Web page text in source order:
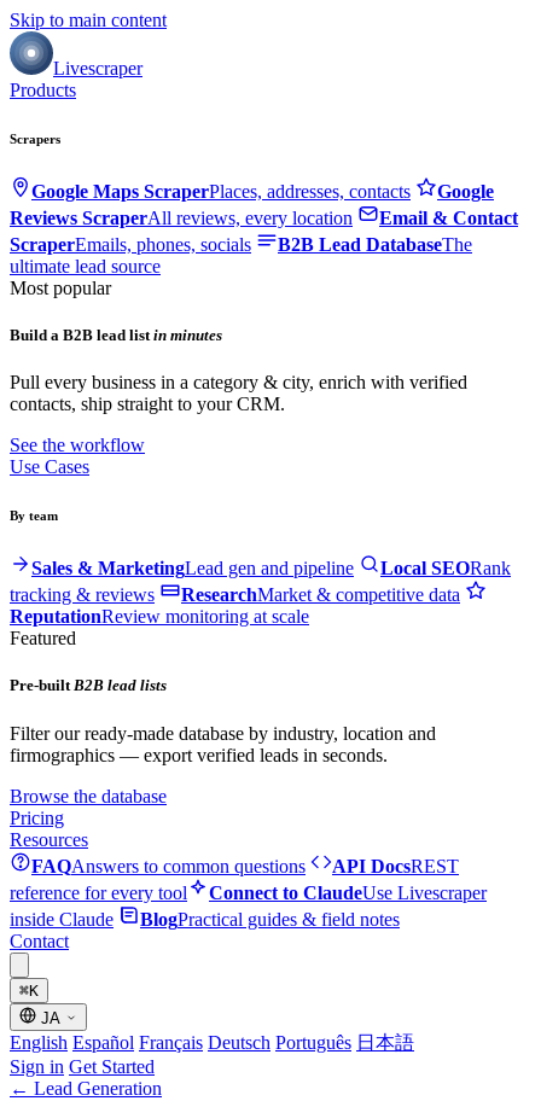
Skip to main content
Livescraper
Products
Scrapers
Google Maps ScraperPlaces, addresses, contacts
Google
Reviews ScraperAll reviews, every location
Email & Contact
ScraperEmails, phones, socials B2B Lead DatabaseThe
ultimate lead source
Most popular
Build a B2B lead listin minutes
Pull every business in a category & city, enrich with verified
contacts, ship straight to your CRM.
See the workflow
Use Cases
By team
Sales & MarketingLead gen and pipeline Local SEORank
tracking & reviews
ResearchMarket & competitive data
ReputationReview monitoring at scale
Featured
Pre-builtB2B lead lists
Filter our ready-made database by industry, location and
firmographics — export verified leads in seconds.
Browse the database
Pricing
Resources
FAQAnswers to common questions API DocsREST
reference for every tool
Connect to ClaudeUse Livescraper
inside Claude
BlogPractical guides & field notes
Contact
⌘K
JA
English Español Français Deutsch Português 日本語
Sign in Get Started
← Lead Generation